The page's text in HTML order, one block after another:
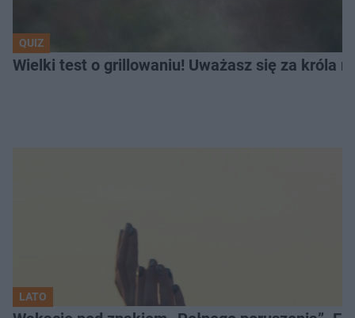
QUIZ
Wielki test o grillowaniu! Uważasz się za króla
LATO